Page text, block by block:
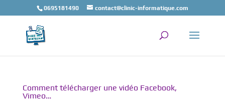
0695181490 contact@clinic-informatique.com
Comment télécharger une vidéo Facebook,
Vimeo…